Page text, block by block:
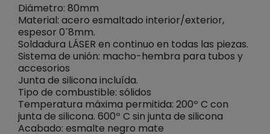
Diámetro: 80mm
Material: acero esmaltado interior/exterior,
espesor 0´8mm.
Soldadura LÁSER en continuo en todas las piezas.
Sistema de unión: macho-hembra para tubos y
accesorios
Junta de silicona incluída.
Tipo de combustible: sólidos
Temperatura máxima permitida: 200º C con
junta de silicona. 600º C sin junta de silicona
Acabado: esmalte negro mate